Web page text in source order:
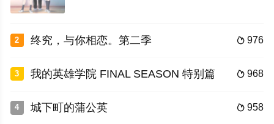
2  976
终究，与你相恋。第二季
3  968
我的英雄学院 FINAL SEASON 特别篇
4  958
城下町的蒲公英